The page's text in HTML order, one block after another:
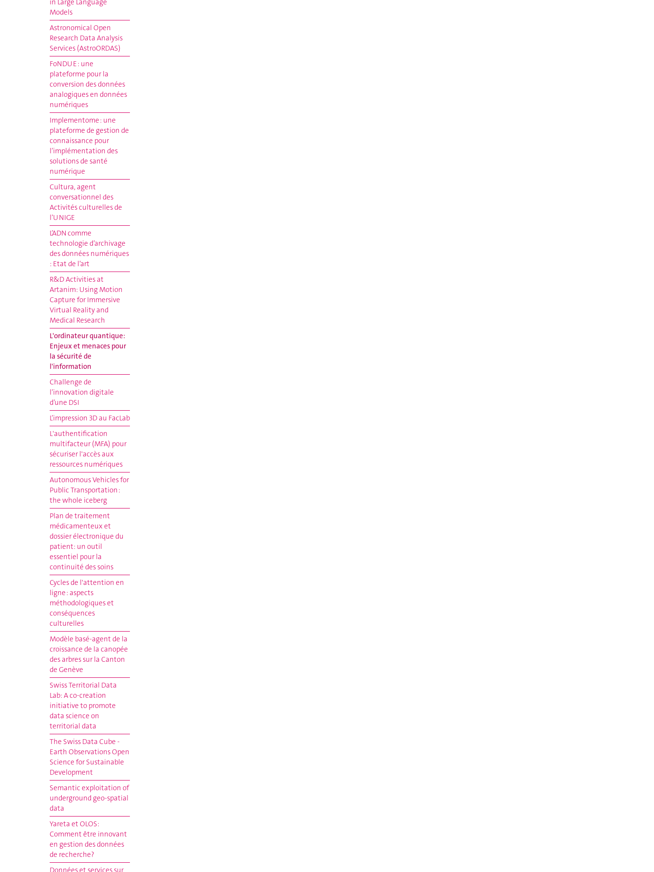
in Large Language
Models
Astronomical Open
Research Data Analysis
Services (AstroORDAS)
FoNDUE : une
plateforme pour la
conversion des données
analogiques en données
numériques
Implementome : une
plateforme de gestion de
connaissance pour
l’implémentation des
solutions de santé
numérique
Cultura, agent
conversationnel des
Activités culturelles de
l’UNIGE
L’ADN comme
technologie d’archivage
des données numériques
: Etat de l’art
R&D Activities at
Artanim: Using Motion
Capture for Immersive
Virtual Reality and
Medical Research
L'ordinateur quantique:
Enjeux et menaces pour
la sécurité de
l'information
Challenge de
l’innovation digitale
d’une DSI
L’impression 3D au FacLab
L'authentification
multifacteur (MFA) pour
sécuriser l'accès aux
ressources numériques
Autonomous Vehicles for
Public Transportation :
the whole iceberg
Plan de traitement
médicamenteux et
dossier électronique du
patient: un outil
essentiel pour la
continuité des soins
Cycles de l'attention en
ligne : aspects
méthodologiques et
conséquences
culturelles
Modèle basé-agent de la
croissance de la canopée
des arbres sur la Canton
de Genève
Swiss Territorial Data
Lab: A co-creation
initiative to promote
data science on
territorial data
The Swiss Data Cube -
Earth Observations Open
Science for Sustainable
Development
Semantic exploitation of
underground geo-spatial
data
Yareta et OLOS:
Comment être innovant
en gestion des données
de recherche?
Données et services sur